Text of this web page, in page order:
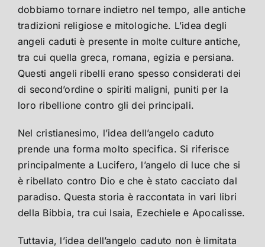
dobbiamo tornare indietro nel tempo, alle antiche
tradizioni religiose e mitologiche. L’idea degli
angeli caduti è presente in molte culture antiche,
tra cui quella greca, romana, egizia e persiana.
Questi angeli ribelli erano spesso considerati dei
di second’ordine o spiriti maligni, puniti per la
loro ribellione contro gli dei principali.
Nel cristianesimo, l’idea dell’angelo caduto
prende una forma molto specifica. Si riferisce
principalmente a Lucifero, l’angelo di luce che si
è ribellato contro Dio e che è stato cacciato dal
paradiso. Questa storia è raccontata in vari libri
della Bibbia, tra cui Isaia, Ezechiele e Apocalisse.
Tuttavia, l’idea dell’angelo caduto non è limitata